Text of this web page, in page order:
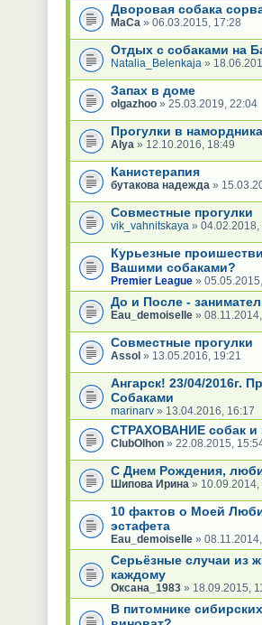
Дворовая собака
МаСа » 06.03.2015, 17:28
Отдых с собаками на
Natalia_Belenkaja »
Запах в доме
olgazhoo» 25.03.2019, 22:04
Прогулки в
Alya » 12.10.2016, 18:49
Канистерапия
бутакова надежда »
Совместные прогулки
vik_vahnitskaya » 04.02.2018,
Курьезные
Вашими собаками?
Premier League»
До и После -
Eau_demoiselle»
Совместные прогулки
Assol» 13.05.2016, 19:21
Ангарск! 23/04/2016г.
Собаками
marinarv» 13.04.2016, 16:17
СТРАХОВАНИЕ собак и
ClubOlhon» 22.08.2015,
С Днем Рождения,
Шипова Ирина » 10.09.2014,
10 фактов о Моей
эстафета
Eau_demoiselle» 08.11.2014,
Серьёзные случаи из
каждому
Оксана_1983» 18.09.2015,
В питомнике